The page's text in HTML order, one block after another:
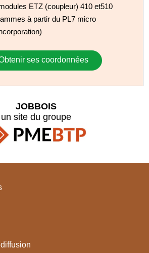
ETZ (coupleur) 410 et510
à partir du PL7 micro
ses coordonnées
JOBBOIS
un site du groupe